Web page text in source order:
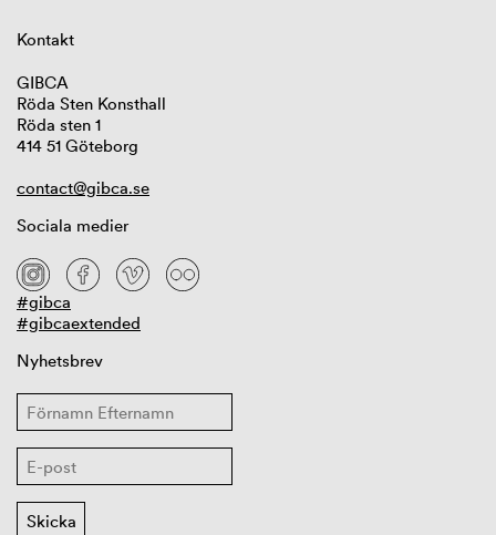
Kontakt
GIBCA
Röda Sten Konsthall
Röda sten 1
414 51 Göteborg
contact@gibca.se
Sociala medier
#gibca
#gibcaextended
Nyhetsbrev